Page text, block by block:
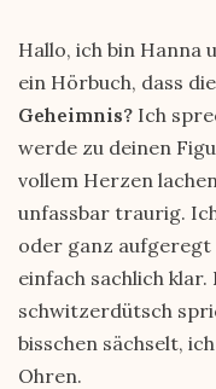
Hallo, ich bin Hanna
ein Hörbuch, dass
Geheimnis? Ich
werde zu deinen
vollem Herzen
unfassbar traurig.
oder ganz aufgeregt
einfach sachlich
schwitzerdütsch
bisschen sächselt,
Ohren.